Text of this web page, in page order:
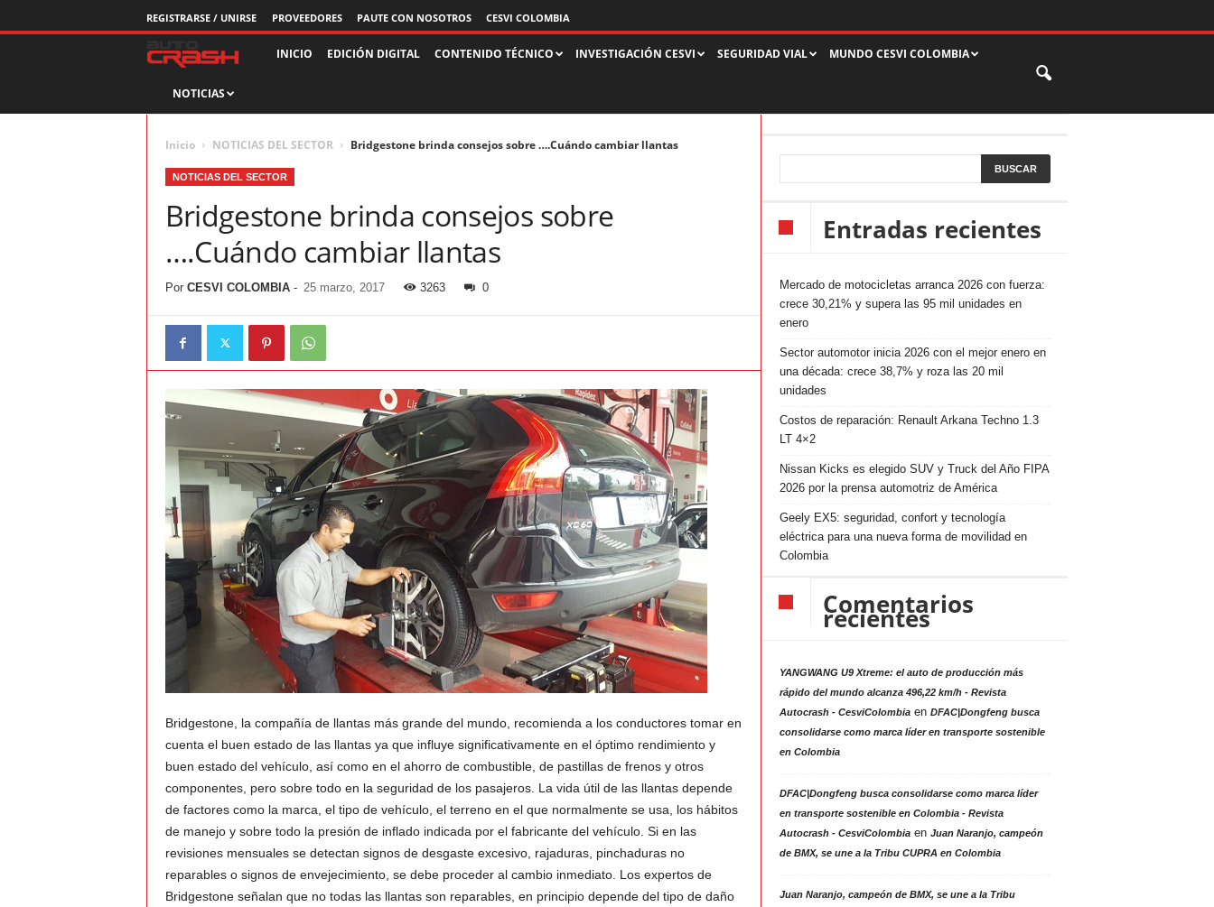
REGISTRARSE / UNIRSE PROVEEDORES PAUTE CON NOSOTROS CESVI COLOMBIA
i
s
t
a
u
t
o
c
a
s
h
C
e
s
v
INICIO EDICIÓN DIGITAL CONTENIDO TÉCNICO INVESTIGACIÓN CESVI SEGURIDAD VIAL MUNDO CESVI COLOMBIA
NOTICIAS
Inicio NOTICIAS DEL SECTOR Bridgestone brinda consejos sobre ….Cuándo cambiar llantas
NOTICIAS DEL SECTOR
Bridgestone brinda consejos sobre
….Cuándo cambiar llantas
Por CESVI COLOMBIA- 25 marzo, 2017 3263 0
Bridgestone, la compañía de llantas más grande del mundo, recomienda a los conductores tomar en
cuenta el buen estado de las llantas ya que influye significativamente en el óptimo rendimiento y
buen estado del vehículo, así como en el ahorro de combustible, de pastillas de frenos y otros
componentes, pero sobre todo en la seguridad de los pasajeros. La vida útil de las llantas depende
de factores como la marca, el tipo de vehículo, el terreno en el que normalmente se usa, los hábitos
de manejo y sobre todo la presión de inflado indicada por el fabricante del vehículo. Si en las
revisiones mensuales se detectan signos de desgaste excesivo, rajaduras, pinchaduras no
reparables o signos de envejecimiento, se debe proceder al cambio inmediato. Los expertos de
Bridgestone señalan que no todas las llantas son reparables, en principio depende del tipo de daño
Entradas recientes
Mercado de motocicletas arranca 2026 con fuerza:
crece 30,21% y supera las 95 mil unidades en
enero
Sector automotor inicia 2026 con el mejor enero en
una década: crece 38,7% y roza las 20 mil
unidades
Costos de reparación: Renault Arkana Techno 1.3
LT 4×2
Nissan Kicks es elegido SUV y Truck del Año FIPA
2026 por la prensa automotriz de América
Geely EX5: seguridad, confort y tecnología
eléctrica para una nueva forma de movilidad en
Colombia
Comentarios
recientes
YANGWANG U9 Xtreme: el auto de producción más
rápido del mundo alcanza 496,22 km/h - Revista
Autocrash - CesviColombiaen DFAC|Dongfeng busca
consolidarse como marca líder en transporte sostenible
en Colombia
DFAC|Dongfeng busca consolidarse como marca líder
en transporte sostenible en Colombia - Revista
Autocrash - CesviColombiaen Juan Naranjo, campeón
de BMX, se une a la Tribu CUPRA en Colombia
Juan Naranjo, campeón de BMX, se une a la Tribu